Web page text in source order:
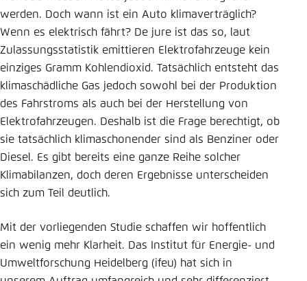
werden. Doch wann ist ein Auto klimaverträglich?
Wenn es elektrisch fährt? De jure ist das so, laut
Zulassungs­statistik emittieren Elektrofahrzeuge kein
einziges Gramm Kohlendioxid. Tatsächlich entsteht das
klimaschädliche Gas jedoch sowohl bei der Produktion
des Fahrstroms als auch bei der Herstellung von
Elektrofahrzeugen. Deshalb ist die Frage berechtigt, ob
sie tatsächlich klimaschonender sind als Benziner oder
Diesel. Es gibt bereits eine ganze Reihe solcher
Klimabilanzen, doch deren Ergebnisse unterscheiden
sich zum Teil deutlich.
Mit der vorliegenden Studie schaffen wir hoffentlich
ein wenig mehr Klarheit. Das Institut für Energie- und
Umweltforschung Heidelberg (ifeu) hat sich in
Einstellung für diese Webseite im Browser
speichern
Übernehmen